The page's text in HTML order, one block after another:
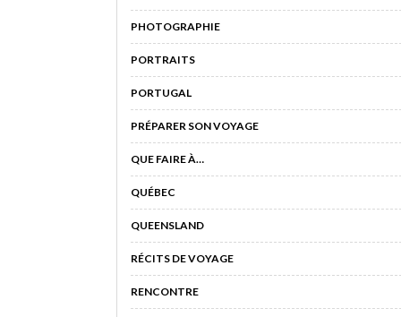
PHOTOGRAPHIE
PORTRAITS
PORTUGAL
PRÉPARER SON VOYAGE
QUE FAIRE À…
QUÉBEC
QUEENSLAND
RÉCITS DE VOYAGE
RENCONTRE